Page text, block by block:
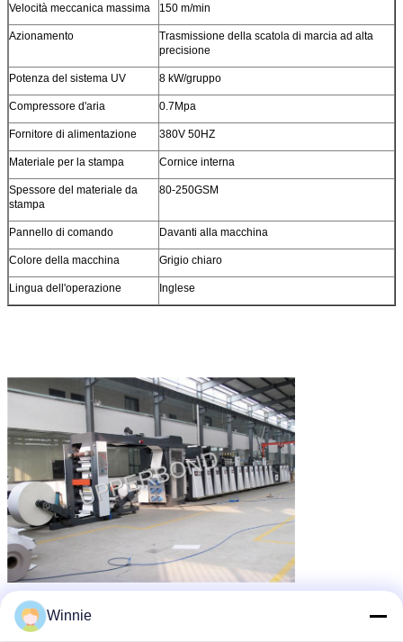
Velocità meccanica massima 150 m/min
Azionamento
Trasmissione della scatola di marcia ad alta
precisione
Potenza del sistema UV 8 kW/gruppo
Compressore d'aria 0.7Mpa
Fornitore di alimentazione 380V 50HZ
Materiale per la stampa Cornice interna
Spessore del materiale da
stampa
80-250GSM
Pannello di comando Davanti alla macchina
Colore della macchina Grigio chiaro
Lingua dell'operazione Inglese
Etichette:
tabacco a macchina della sigaretta
Winnie